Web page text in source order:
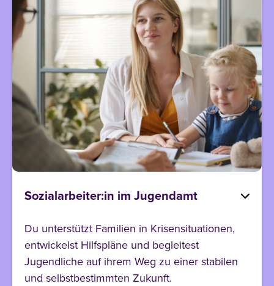
Sozialarbeiter:in im Jugendamt
Du unterstützt Familien in Krisensituationen,
entwickelst Hilfspläne und begleitest
Jugendliche auf ihrem Weg zu einer stabilen
und selbstbestimmten Zukunft.